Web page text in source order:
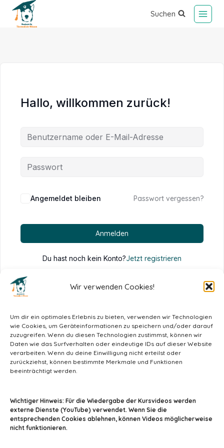
Wir verwenden Cookies!
Um dir ein optimales Erlebnis zu bieten, verwenden wir Technologien
wie Cookies, um Geräteinformationen zu speichern und/oder darauf
zuzugreifen. Wenn du diesen Technologien zustimmst, können wir
Daten wie das Surfverhalten oder eindeutige IDs auf dieser Website
verarbeiten. Wenn du deine Einwilligung nicht erteilst oder
zurückziehst, können bestimmte Merkmale und Funktionen
beeinträchtigt werden.
Wichtiger Hinweis: Für die Wiedergabe der Kursvideos werden
externe Dienste (YouTube) verwendet. Wenn Sie die
entsprechenden Cookies ablehnen, können Videos möglicherweise
nicht funktionieren.
Suchen
Hallo, willkommen zurück!
Alternative:
Angemeldet bleiben Passwort vergessen?
Anmelden
Du hast noch kein Konto?Jetzt registrieren
info@tiermedizin-wissen.de